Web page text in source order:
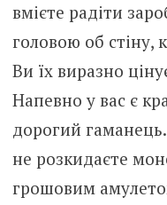
вмієте радіти
головою об стіну,
Ви їх виразно
Напевно у вас є
дорогий
не розкидаєте
грошовим